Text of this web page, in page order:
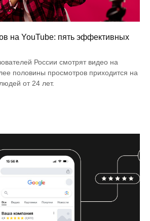
на YouTube: пять эффективных
России смотрят видео на
половины просмотров приходится на
от 24 лет.